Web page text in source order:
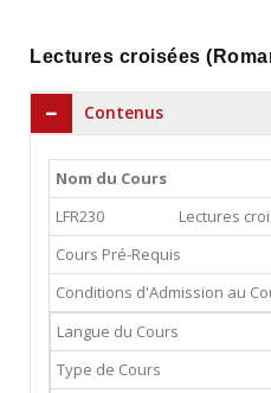
Lectures croisées
Contenus
Nom du Cours
LFR230
Lectures
Cours Pré-Requis
Conditions d'Admission au
Langue du Cours
Type de Cours